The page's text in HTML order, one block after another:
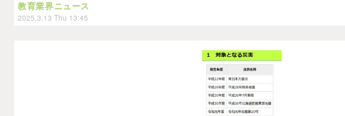
教育業界ニュース
2025.3.13 Thu 13:45